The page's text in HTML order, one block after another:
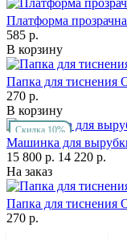
Платформа
585 р.
В корзину
Папка для
270 р.
В корзину
Скидка 10%
Машинка для
15 800 р. 14 220 р.
На заказ
Папка для
270 р.